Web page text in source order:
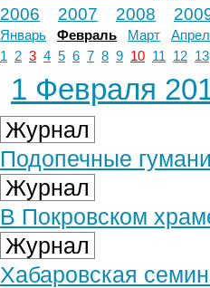
2006 2007 2008
Январь Февраль Март
1
2 3 4 5 6 7 8 9 10 11 12 13
1 Февраля
Журнал
Подопечные
Журнал
В Покровском
Журнал
Хабаровская